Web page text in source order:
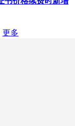
更多